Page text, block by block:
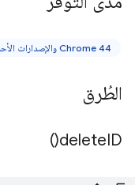
Chrome 44 والإصدارات الأحدث
الطُرق
deleteID(
)